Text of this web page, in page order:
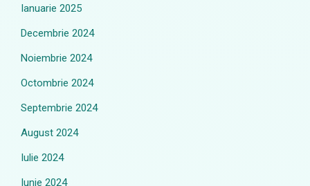
Ianuarie 2025
Decembrie 2024
Noiembrie 2024
Octombrie 2024
Septembrie 2024
August 2024
Iulie 2024
Iunie 2024